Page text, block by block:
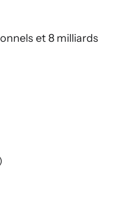
et 8 milliards